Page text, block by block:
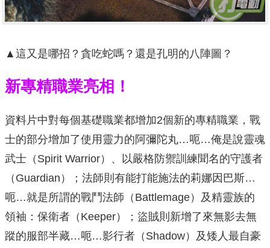
▲這又是哪招？貪吃蛇嗎？還是孔明的八陣圖？
新專精職業亮相！
資料片中對每個基礎職業都增加2個新的專精職業，戰
士的部分增加了使用靈力的阿彌陀丸…呃…俺是說靈魂
武士（Spirit Warrior）、以嚴格防禦訓練聞名的守護者
（Guardian）；法師則有能打能施法的莉娜因巴斯…
呃…就是所謂的戰鬥法師（Battlemage）及精靈族的
領袖：保衛者（Keeper）；盜賊則新增了來無影去無
蹤的服部半藏…呃…影行者（Shadow）及矮人最自豪